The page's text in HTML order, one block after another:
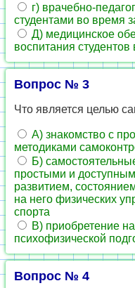
г) врачебно-
студентами во время
Д) медицинское
воспитания
Вопрос № 3
Что является целью
А) знакомство с
методиками
Б)
простыми и
развитием,
на него физических
спорта
В) приобретение
психофизической
Вопрос № 4